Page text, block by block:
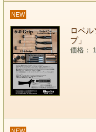
NEW
ロベ
プ」
価格：